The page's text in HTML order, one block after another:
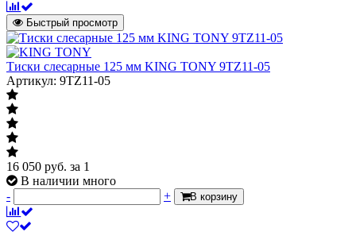
Быстрый просмотр
Тиски слесарные 125 мм KING TONY 9TZ11-05
Артикул: 9TZ11-05
16 050 руб. за 1
В наличии много
-
+ В корзину